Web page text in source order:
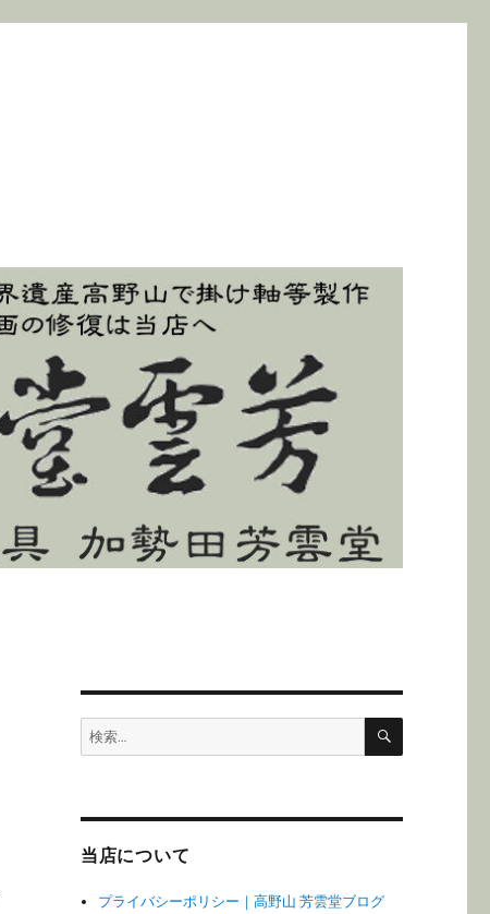
検
索:
検
当店について
プライバシーポリシー｜高野山 芳雲堂ブログ